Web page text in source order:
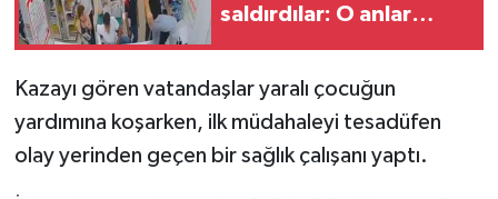
saldırdılar: O anlar
Kazayı gören vatandaşlar yaralı çocuğun
yardımına koşarken, ilk müdahaleyi tesadüfen
olay yerinden geçen bir sağlık çalışanı yaptı.